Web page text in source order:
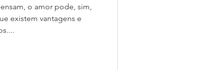
o amor pode, sim,
existem vantagens e